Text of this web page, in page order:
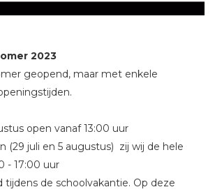
2023
geopend, maar met enkele
open vanaf 13:00 uur
(29 juli en 5 augustus) zij wij de hele
- 17:00 uur
tijdens de schoolvakantie. Op deze